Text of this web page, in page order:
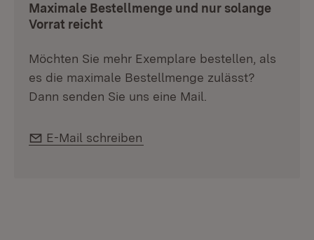
Maximale Bestellmenge und nur solange
Vorrat reicht
Möchten Sie mehr Exemplare bestellen, als
es die maximale Bestellmenge zulässt?
Dann senden Sie uns eine Mail.
E-Mail:
E-Mail schreiben